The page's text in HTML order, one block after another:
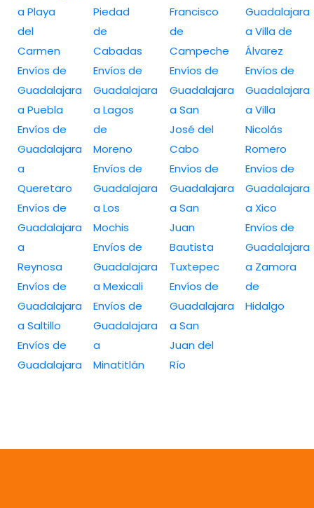
a Playa
del
Carmen
Envíos de
Guadalajara
a Puebla
Envíos de
Guadalajara
a
Queretaro
Envíos de
Guadalajara
a
Reynosa
Envíos de
Guadalajara
a Saltillo
Envíos de
Guadalajara
Piedad
de
Cabadas
Envíos de
Guadalajara
a Lagos
de
Moreno
Envíos de
Guadalajara
a Los
Mochis
Envíos de
Guadalajara
a Mexicali
Envíos de
Guadalajara
a
Minatitlán
Francisco
de
Campeche
Envíos de
Guadalajara
a San
José del
Cabo
Envíos de
Guadalajara
a San
Juan
Bautista
Tuxtepec
Envíos de
Guadalajara
a San
Juan del
Río
Guadalajara
a Villa de
Álvarez
Envíos de
Guadalajara
a Villa
Nicolás
Romero
Envíos de
Guadalajara
a Xico
Envíos de
Guadalajara
a Zamora
de
Hidalgo